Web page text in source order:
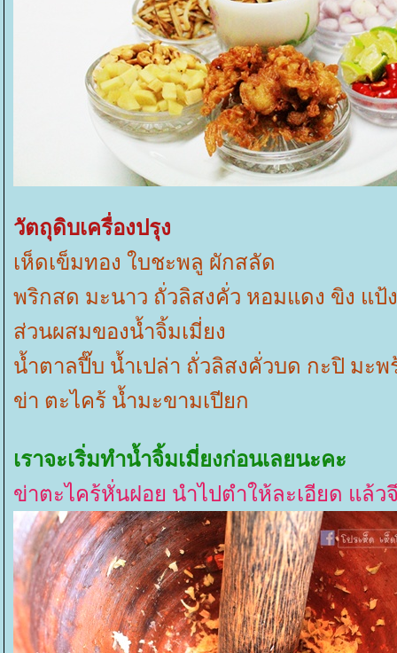
วัตถุดิบเครื่องปรุง
เห็ดเข็มทอง ใบชะพลู ผักสลัด
พริกสด มะนาว ถั่วลิสงคั่ว หอมแดง ขิง แป้
ส่วนผสมของน้ำจิ้มเมี่ยง
น้ำตาลปี๊บ น้ำเปล่า ถั่วลิสงคั่วบด กะปิ มะพ
ข่า ตะไคร้ น้ำมะขามเปียก
เราจะเริ่มทำน้ำจิ้มเมี่ยงก่อนเลยนะคะ
ข่าตะไคร้หั่นฝอย นำไปตำให้ละเอียด แล้ว